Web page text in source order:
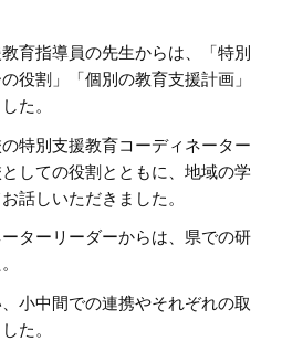
育指導員の先生からは、「特別
役割」「個別の教育支援計画」
た。
特別支援教育コーディネーター
しての役割とともに、地域の学
話しいただきました。
ターリーダーからは、県での研
小中間での連携やそれぞれの取
た。